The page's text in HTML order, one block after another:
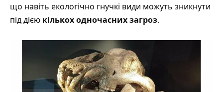
що навіть екологічно гнучкі види можуть зникнути
під дією кількох одночасних загроз.